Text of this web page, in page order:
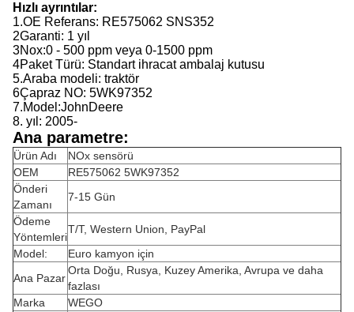
Hızlı ayrıntılar:
1.OE Referans: RE575062 SNS352
2Garanti: 1 yıl
3Nox:0 - 500 ppm veya 0-1500 ppm
4Paket Türü: Standart ihracat ambalaj kutusu
5.Araba modeli: traktör
6Çapraz NO: 5WK97352
7.Model:JohnDeere
8. yıl: 2005-
Ana parametre:
Ürün Adı
NOx sensörü
OEM
RE575062 5WK97352
Önderi
Zamanı
7-15 Gün
Ödeme
Yöntemleri
T/T, Western Union, PayPal
Model:
Euro kamyon için
Ana Pazar
Orta Doğu, Rusya, Kuzey Amerika, Avrupa ve daha
fazlası
Marka
WEGO